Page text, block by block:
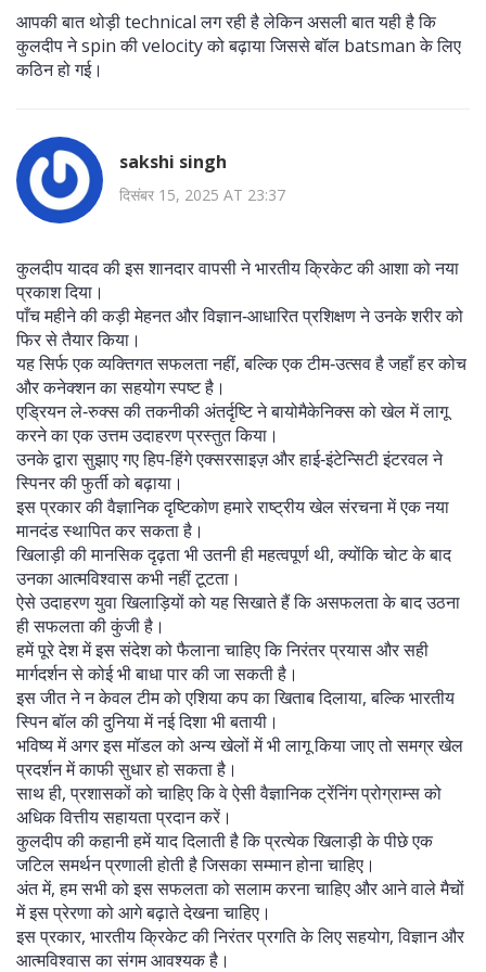
आपकी बात थोड़ी technical लग रही है लेकिन असली बात यही है कि
कुलदीप ने spin की velocity को बढ़ाया जिससे बॉल batsman के लिए
कठिन हो गई।
sakshi singh
दिसंबर 15, 2025 AT 23:37
कुलदीप यादव की इस शानदार वापसी ने भारतीय क्रिकेट की आशा को नया
प्रकाश दिया।
पाँच महीने की कड़ी मेहनत और विज्ञान‑आधारित प्रशिक्षण ने उनके शरीर को
फिर से तैयार किया।
यह सिर्फ एक व्यक्तिगत सफलता नहीं, बल्कि एक टीम‑उत्सव है जहाँ हर कोच
और कनेक्शन का सहयोग स्पष्ट है।
एड्रियन ले‑रुक्स की तकनीकी अंतर्दृष्टि ने बायोमैकेनिक्स को खेल में लागू
करने का एक उत्तम उदाहरण प्रस्तुत किया।
उनके द्वारा सुझाए गए हिप‑हिंगे एक्सरसाइज़ और हाई‑इंटेन्सिटी इंटरवल ने
स्पिनर की फुर्ती को बढ़ाया।
इस प्रकार की वैज्ञानिक दृष्टिकोण हमारे राष्ट्रीय खेल संरचना में एक नया
मानदंड स्थापित कर सकता है।
खिलाड़ी की मानसिक दृढ़ता भी उतनी ही महत्वपूर्ण थी, क्योंकि चोट के बाद
उनका आत्मविश्वास कभी नहीं टूटता।
ऐसे उदाहरण युवा खिलाड़ियों को यह सिखाते हैं कि असफलता के बाद उठना
ही सफलता की कुंजी है।
हमें पूरे देश में इस संदेश को फैलाना चाहिए कि निरंतर प्रयास और सही
मार्गदर्शन से कोई भी बाधा पार की जा सकती है।
इस जीत ने न केवल टीम को एशिया कप का खिताब दिलाया, बल्कि भारतीय
स्पिन बॉल की दुनिया में नई दिशा भी बतायी।
भविष्य में अगर इस मॉडल को अन्य खेलों में भी लागू किया जाए तो समग्र खेल
प्रदर्शन में काफी सुधार हो सकता है।
साथ ही, प्रशासकों को चाहिए कि वे ऐसी वैज्ञानिक ट्रेंनिंग प्रोग्राम्स को
अधिक वित्तीय सहायता प्रदान करें।
कुलदीप की कहानी हमें याद दिलाती है कि प्रत्येक खिलाड़ी के पीछे एक
जटिल समर्थन प्रणाली होती है जिसका सम्मान होना चाहिए।
अंत में, हम सभी को इस सफलता को सलाम करना चाहिए और आने वाले मैचों
में इस प्रेरणा को आगे बढ़ाते देखना चाहिए।
इस प्रकार, भारतीय क्रिकेट की निरंतर प्रगति के लिए सहयोग, विज्ञान और
आत्मविश्वास का संगम आवश्यक है।